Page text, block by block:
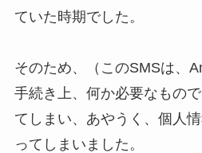
ていた時期でした。
そのため、（このSMSは、
手続き上、何か必要なもの
てしまい、あやうく、個人
ってしまいました。